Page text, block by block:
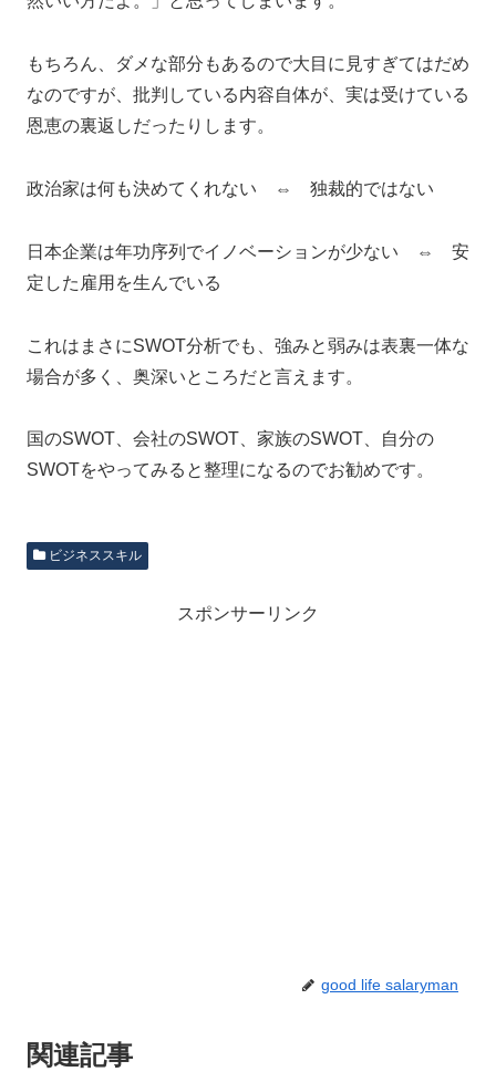
もちろん、ダメな部分もあるので大目に見すぎてはだめ
なのですが、批判している内容自体が、実は受けている
恩恵の裏返しだったりします。
政治家は何も決めてくれない ⇔ 独裁的ではない
日本企業は年功序列でイノベーションが少ない ⇔ 安
定した雇用を生んでいる
これはまさにSWOT分析でも、強みと弱みは表裏一体な
場合が多く、奥深いところだと言えます。
国のSWOT、会社のSWOT、家族のSWOT、自分の
SWOTをやってみると整理になるのでお勧めです。
ビジネススキル
スポンサーリンク
good life salaryman
関連記事